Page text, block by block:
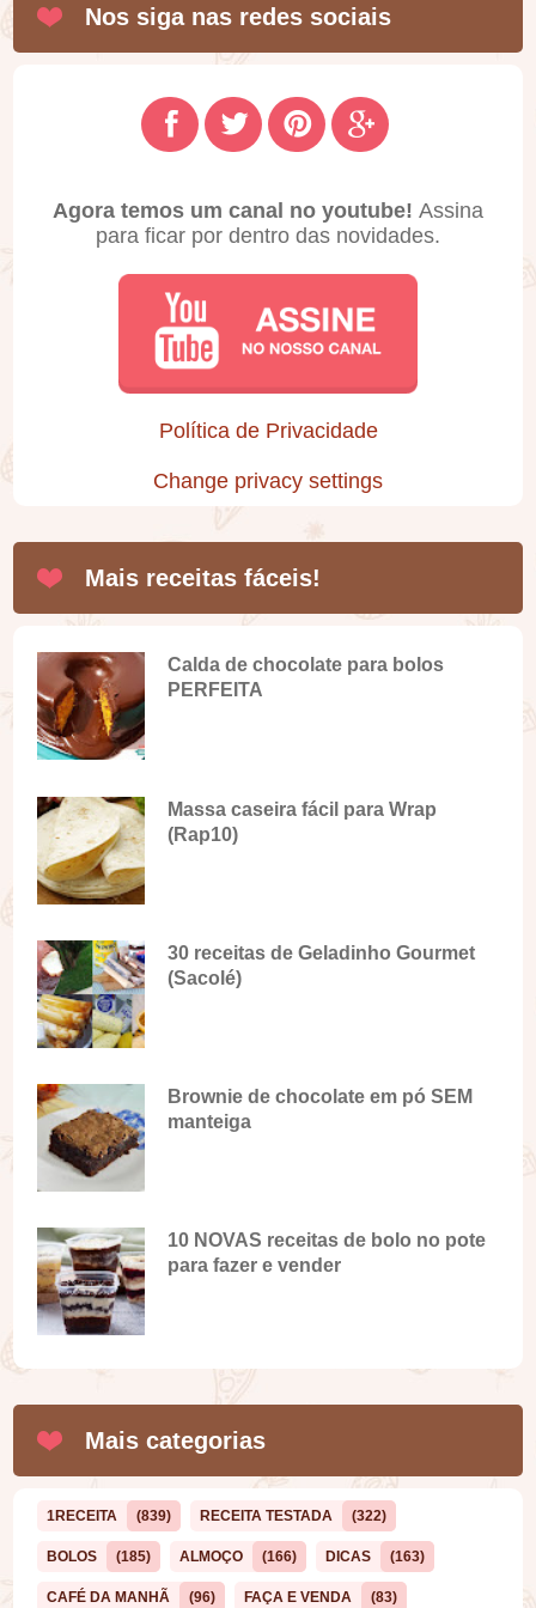
Nos siga nas redes sociais
Agora temos um canal no youtube! Assina
para ficar por dentro das novidades.
Política de Privacidade
Change privacy settings
Mais receitas fáceis!
Calda de chocolate para bolos
PERFEITA
Massa caseira fácil para Wrap
(Rap10)
30 receitas de Geladinho Gourmet
(Sacolé)
Brownie de chocolate em pó SEM
manteiga
10 NOVAS receitas de bolo no pote
para fazer e vender
Mais categorias
1RECEITA (839) RECEITA TESTADA (322)
BOLOS (185) ALMOÇO (166) DICAS (163)
CAFÉ DA MANHÃ (96) FAÇA E VENDA (83)